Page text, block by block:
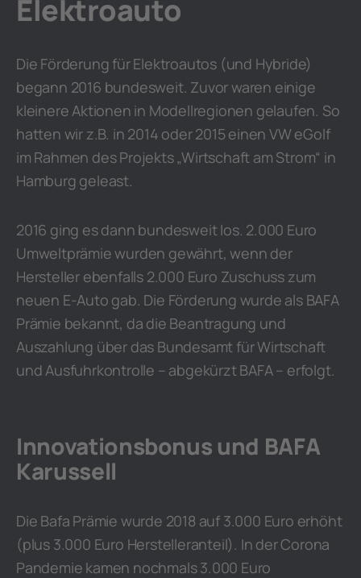
Elektroauto
Die Förderung für Elektroautos (und Hybride)
begann 2016 bundesweit. Zuvor waren einige
kleinere Aktionen in Modellregionen gelaufen. So
hatten wir z.B. in 2014 oder 2015 einen VW eGolf
im Rahmen des Projekts „Wirtschaft am Strom“ in
Hamburg geleast.
2016 ging es dann bundesweit los. 2.000 Euro
Umweltprämie wurden gewährt, wenn der
Hersteller ebenfalls 2.000 Euro Zuschuss zum
neuen E-Auto gab. Die Förderung wurde als BAFA
Prämie bekannt, da die Beantragung und
Auszahlung über das Bundesamt für Wirtschaft
und Ausfuhrkontrolle – abgekürzt BAFA – erfolgt.
Innovationsbonus und BAFA
Karussell
Die Bafa Prämie wurde 2018 auf 3.000 Euro erhöht
(plus 3.000 Euro Herstelleranteil). In der Corona
Pandemie kamen nochmals 3.000 Euro